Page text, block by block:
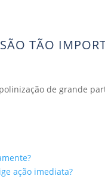
TÃO
de grande
ação imediata?